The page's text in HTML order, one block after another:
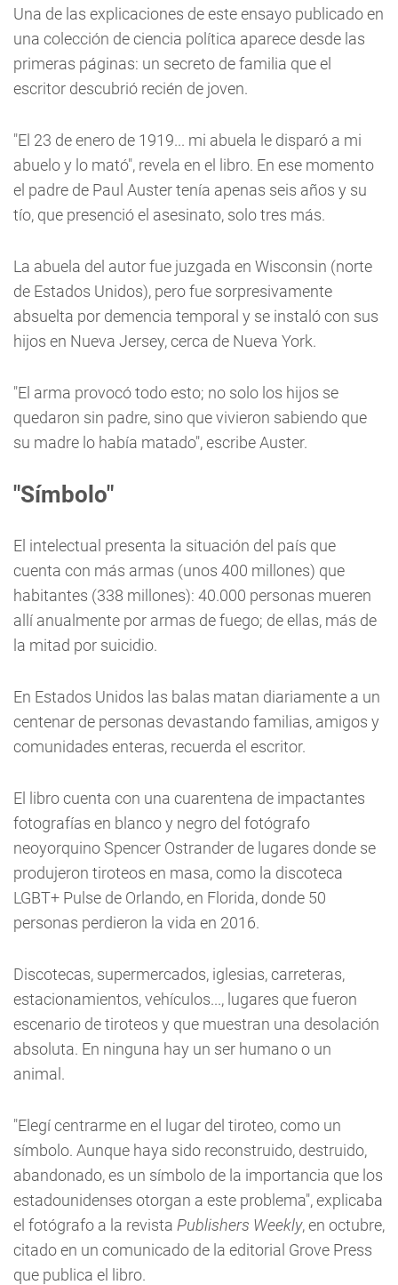
Una de las explicaciones de este ensayo publicado en
una colección de ciencia política aparece desde las
primeras páginas: un secreto de familia que el
escritor descubrió recién de joven.
"El 23 de enero de 1919... mi abuela le disparó a mi
abuelo y lo mató", revela en el libro. En ese momento
el padre de Paul Auster tenía apenas seis años y su
tío, que presenció el asesinato, solo tres más.
La abuela del autor fue juzgada en Wisconsin (norte
de Estados Unidos), pero fue sorpresivamente
absuelta por demencia temporal y se instaló con sus
hijos en Nueva Jersey, cerca de Nueva York.
"El arma provocó todo esto; no solo los hijos se
quedaron sin padre, sino que vivieron sabiendo que
su madre lo había matado", escribe Auster.
"Símbolo"
El intelectual presenta la situación del país que
cuenta con más armas (unos 400 millones) que
habitantes (338 millones): 40.000 personas mueren
allí anualmente por armas de fuego; de ellas, más de
la mitad por suicidio.
En Estados Unidos las balas matan diariamente a un
centenar de personas devastando familias, amigos y
comunidades enteras, recuerda el escritor.
El libro cuenta con una cuarentena de impactantes
fotografías en blanco y negro del fotógrafo
neoyorquino Spencer Ostrander de lugares donde se
produjeron tiroteos en masa, como la discoteca
LGBT+ Pulse de Orlando, en Florida, donde 50
personas perdieron la vida en 2016.
Discotecas, supermercados, iglesias, carreteras,
estacionamientos, vehículos..., lugares que fueron
escenario de tiroteos y que muestran una desolación
absoluta. En ninguna hay un ser humano o un
animal.
"Elegí centrarme en el lugar del tiroteo, como un
símbolo. Aunque haya sido reconstruido, destruido,
abandonado, es un símbolo de la importancia que los
estadounidenses otorgan a este problema", explicaba
el fotógrafo a la revista Publishers Weekly, en octubre,
citado en un comunicado de la editorial Grove Press
que publica el libro.